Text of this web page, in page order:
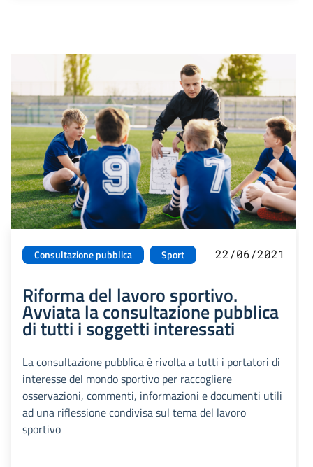
Consultazione pubblica Sport 22/06/2021
Riforma del lavoro sportivo.
Avviata la consultazione pubblica
di tutti i soggetti interessati
La consultazione pubblica è rivolta a tutti i portatori di
interesse del mondo sportivo per raccogliere
osservazioni, commenti, informazioni e documenti utili
ad una riflessione condivisa sul tema del lavoro
sportivo